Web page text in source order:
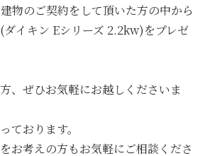
物のご契約をして頂いた方の中から
ダイキン Eシリーズ 2.2kw)をプレゼ
、ぜひお気軽にお越しくださいま
ております。
お考えの方もお気軽にご相談くださ